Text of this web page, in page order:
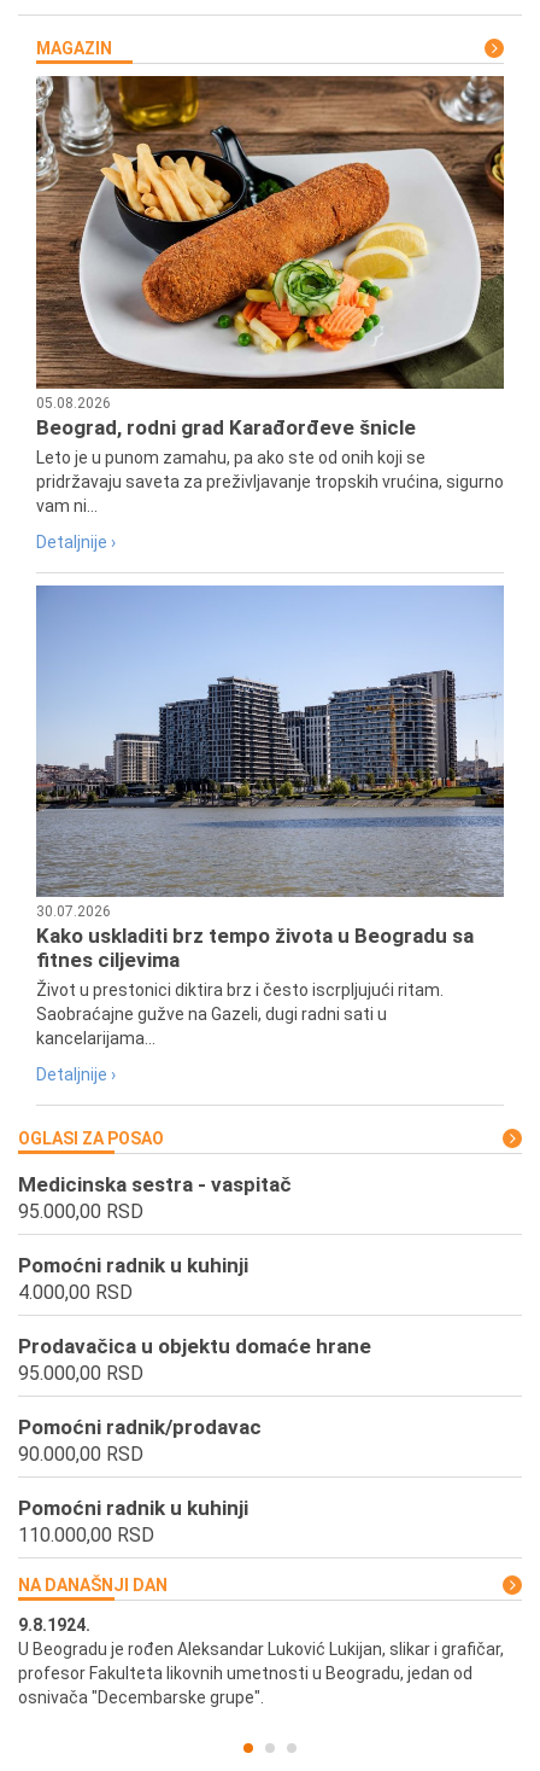
MAGAZIN
05.08.2026
Beograd, rodni grad Karađorđeve šnicle
Leto je u punom zamahu, pa ako ste od onih koji se
pridržavaju saveta za preživljavanje tropskih vrućina, sigurno
vam ni...
Detaljnije ›
30.07.2026
Kako uskladiti brz tempo života u Beogradu sa
fitnes ciljevima
Život u prestonici diktira brz i često iscrpljujući ritam.
Saobraćajne gužve na Gazeli, dugi radni sati u
kancelarijama...
Detaljnije ›
OGLASI ZA POSAO
Medicinska sestra - vaspitač
95.000,00 RSD
Pomoćni radnik u kuhinji
4.000,00 RSD
Prodavačica u objektu domaće hrane
95.000,00 RSD
Pomoćni radnik/prodavac
90.000,00 RSD
Pomoćni radnik u kuhinji
110.000,00 RSD
NA DANAŠNJI DAN
9.8.1924.
U Beogradu je rođen Aleksandar Luković Lukijan, slikar i grafičar,
profesor Fakulteta likovnih umetnosti u Beogradu, jedan od
osnivača "Decembarske grupe".